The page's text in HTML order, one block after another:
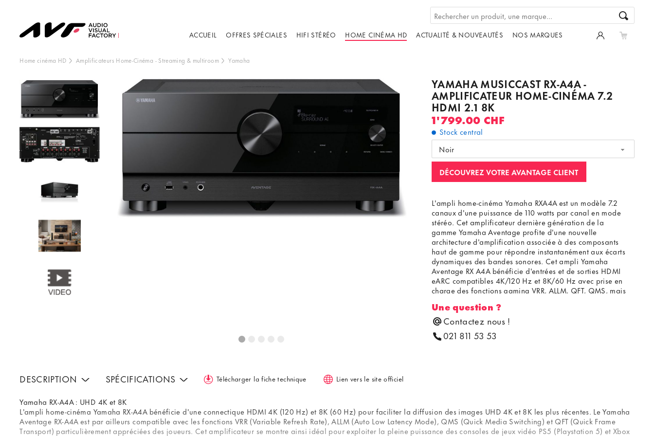
ACCUEIL OFFRES SPÉCIALES HIFI STÉRÉO HOME CINÉMA HD ACTUALITÉ & NOUVEAUTÉS NOS MARQUES
Home cinéma HD Amplificateurs Home-Cinéma - Streaming & multiroom Yamaha
YAMAHA MUSICCAST RX-A4A -
AMPLIFICATEUR HOME-CINÉMA 7.2
HDMI 2.1 8K
1'799.00 CHF
Stock central
Noir
DÉCOUVREZ VOTRE AVANTAGE CLIENT
Ce contenu est hébergé par un tiers. En affichant le contenu
externe, vous acceptez les
termes et conditions
youtube.com.
Voir la vidéo Ne plus demander
L'ampli home-cinéma Yamaha RXA4A est un modèle 7.2
canaux d'une puissance de 110 watts par canal en mode
stéréo. Cet amplificateur dernière génération de la
gamme Yamaha Aventage profite d'une nouvelle
architecture d'amplification associée à des composants
haut de gamme pour répondre instantanément aux écarts
dynamiques des bandes sonores. Cet ampli Yamaha
Aventage RX A4A bénéficie d'entrées et de sorties HDMI
eARC compatibles 4K/120 Hz et 8K/60 Hz avec prise en
charge des fonctions gaming VRR, ALLM, QFT, QMS, mais
que des pistes Dolby Atmos et DTS:X. En outre, l'ampli
Yamaha RX-A4A est également compatible Yamaha
MusicCast, AirPlay 2 et Bluetooth pour y diffuser toutes
vos musiques.
Une question ?
Contactez nous !
021 811 53 53
DESCRIPTION
Yamaha RX-A4A : UHD 4K et 8K
L'ampli home-cinéma Yamaha RX-A4A bénéficie d'une connectique HDMI 4K (120 Hz) et 8K (60 Hz) pour faciliter la diffusion des images UHD 4K et 8K les plus récentes. Le Yamaha
Aventage RX-A4A est par ailleurs compatible avec les fonctions VRR (Variable Refresh Rate), ALLM (Auto Low Latency Mode), QMS (Quick Media Switching) et QFT (Quick Frame
Transport) particulièrement appréciées des joueurs. Cet amplificateur se montre ainsi idéal pour exploiter la pleine puissance des consoles de jeux vidéo PS5 (Playstation 5) et Xbox
SPÉCIFICATIONS Télécharger la fiche technique Lien vers le site officiel